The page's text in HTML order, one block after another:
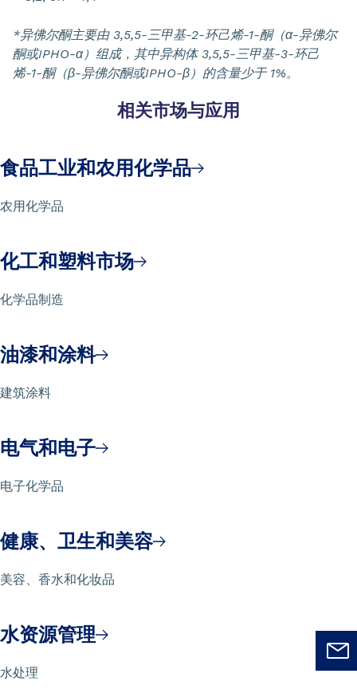
*异佛尔酮主要由 3,5,5-三甲基-2-环己烯-1-酮（α-异佛尔
酮或IPHO-α）组成，其中异构体 3,5,5-三甲基-3-环己
烯-1-酮（β-异佛尔酮或IPHO-β）的含量少于 1%。
相关市场与应用
食品工业和农用化学品
农用化学品
化工和塑料市场
化学品制造
油漆和涂料
建筑涂料
电气和电子
电子化学品
健康、卫生和美容
美容、香水和化妆品
水资源管理
水处理